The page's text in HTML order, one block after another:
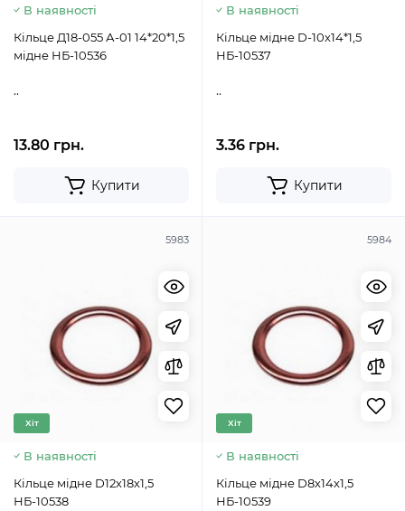
В наявності
Кільце Д18-055 А-01 14*20*1,5
мідне НБ-10536
..
13.80 грн.
Купити
В наявності
Кільце мідне D-10х14*1,5
НБ-10537
..
3.36 грн.
Купити
5983
Хіт
В наявності
Кільце мідне D12х18х1,5
НБ-10538
5984
Хіт
В наявності
Кільце мідне D8х14х1,5
НБ-10539